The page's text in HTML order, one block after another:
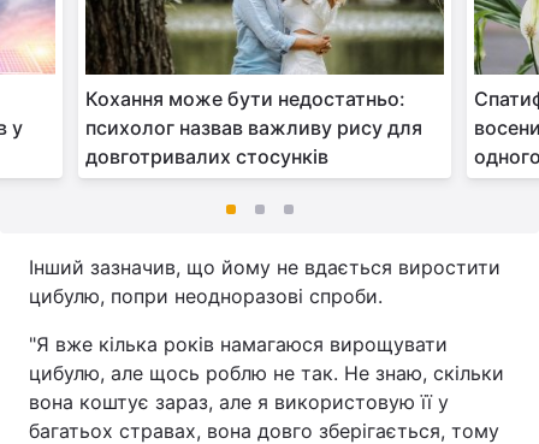
у
Кохання може бути недостатньо:
психолог назвав важливу рису для
довготривалих стосунків
Інший зазначив, що йому не вдається виростити
цибулю, попри неодноразові спроби.
"Я вже кілька років намагаюся вирощувати
цибулю, але щось роблю не так. Не знаю, скільки
вона коштує зараз, але я використовую її у
багатьох стравах, вона довго зберігається, тому